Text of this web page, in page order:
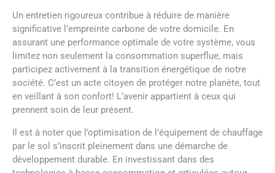
Un entretien rigoureux contribue à réduire de manière
significative l’empreinte carbone de votre domicile. En
assurant une performance optimale de votre système, vous
limitez non seulement la consommation superflue, mais
participez activement à la transition énergétique de notre
société. C’est un acte citoyen de protéger notre planète, tout
en veillant à son confort! L’avenir appartient à ceux qui
prennent soin de leur présent.
Il est à noter que l’optimisation de l’équipement de chauffage
par le sol s’inscrit pleinement dans une démarche de
développement durable. En investissant dans des